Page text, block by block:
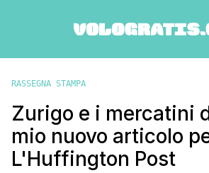
RASSEGNA STAMPA
Zurigo e i mercatini
mio nuovo articolo
L'Huffington Post